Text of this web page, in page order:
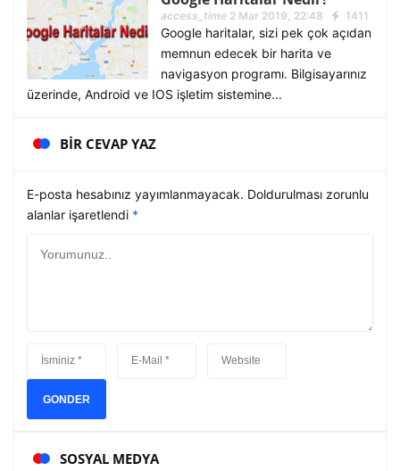
access_time2 Mar 2019, 22:48 1411
Google haritalar, sizi pek çok açıdan
memnun edecek bir harita ve
navigasyon programı. Bilgisayarınız
üzerinde, Android ve IOS işletim sistemine...
BIR CEVAP YAZ
E-posta hesabınız yayımlanmayacak. Doldurulması zorunlu
alanlar işaretlendi *
GONDER
SOSYAL MEDYA